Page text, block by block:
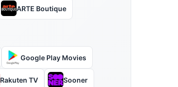
ARTE Boutique
Google Play Movies
Rakuten TV Sooner